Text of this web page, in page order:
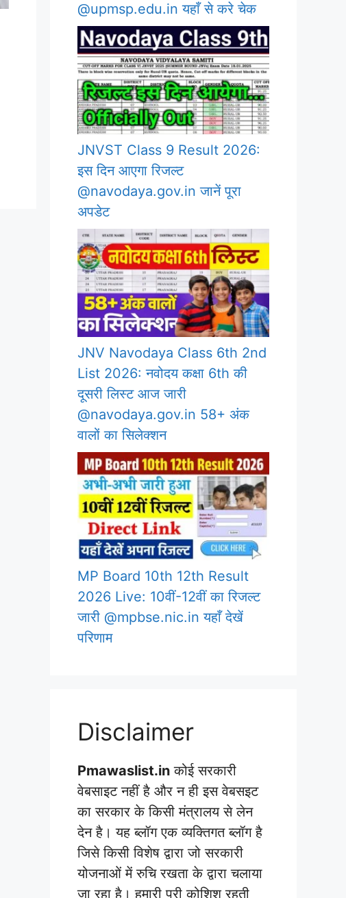
@upmsp.edu.in यहाँ से करे चेक
JNVST Class 9 Result 2026:
इस दिन आएगा रिजल्ट
@navodaya.gov.in जानें पूरा
अपडेट
JNV Navodaya Class 6th 2nd
List 2026: नवोदय कक्षा 6th की
दूसरी लिस्ट आज जारी
@navodaya.gov.in 58+ अंक
वालों का सिलेक्शन
MP Board 10th 12th Result
2026 Live: 10वीं-12वीं का रिजल्ट
जारी @mpbse.nic.in यहाँ देखें
परिणाम
Disclaimer
Pmawaslist.in कोई सरकारी
वेबसाइट नहीं है और न ही इस वेबसइट
का सरकार के किसी मंत्रालय से लेन
देन है। यह ब्लॉग एक व्यक्तिगत ब्लॉग है
जिसे किसी विशेष द्वारा जो सरकारी
योजनाओं में रुचि रखता के द्वारा चलाया
जा रहा है। हमारी पूरी कोशिश रहती